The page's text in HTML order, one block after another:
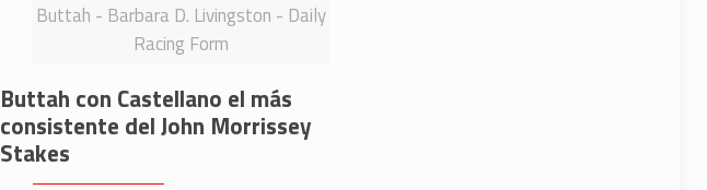
Buttah - Barbara D. Livingston - Daily
Racing Form
Buttah con Castellano el más
consistente del John Morrissey
Stakes